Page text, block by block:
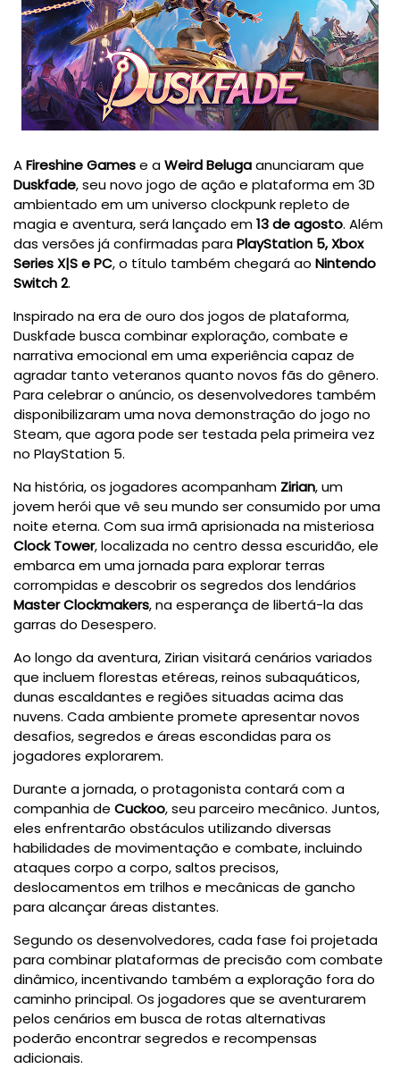
AFireshine Gamese aWeird Belugaanunciaram que
Duskfade, seu novo jogo de ação e plataforma em 3D
ambientado em um universo clockpunk repleto de
magia e aventura, será lançado em13 de agosto. Além
das versões já confirmadas paraPlayStation 5, Xbox
Series X|S e PC, o título também chegará ao Nintendo
Switch 2.
Inspirado na era de ouro dos jogos de plataforma,
Duskfade busca combinar exploração, combate e
narrativa emocional em uma experiência capaz de
agradar tanto veteranos quanto novos fãs do gênero.
Para celebrar o anúncio, os desenvolvedores também
disponibilizaram uma nova demonstração do jogo no
Steam, que agora pode ser testada pela primeira vez
no PlayStation 5.
Na história, os jogadores acompanham Zirian, um
jovem herói que vê seu mundo ser consumido por uma
noite eterna. Com sua irmã aprisionada na misteriosa
Clock Tower, localizada no centro dessa escuridão, ele
embarca em uma jornada para explorar terras
corrompidas e descobrir os segredos dos lendários
Master Clockmakers, na esperança de libertá-la das
garras do Desespero.
Ao longo da aventura, Zirian visitará cenários variados
que incluem florestas etéreas, reinos subaquáticos,
dunas escaldantes e regiões situadas acima das
nuvens. Cada ambiente promete apresentar novos
desafios, segredos e áreas escondidas para os
jogadores explorarem.
Durante a jornada, o protagonista contará com a
companhia de Cuckoo, seu parceiro mecânico. Juntos,
eles enfrentarão obstáculos utilizando diversas
habilidades de movimentação e combate, incluindo
ataques corpo a corpo, saltos precisos,
deslocamentos em trilhos e mecânicas de gancho
para alcançar áreas distantes.
Segundo os desenvolvedores, cada fase foi projetada
para combinar plataformas de precisão com combate
dinâmico, incentivando também a exploração fora do
caminho principal. Os jogadores que se aventurarem
pelos cenários em busca de rotas alternativas
poderão encontrar segredos e recompensas
adicionais.